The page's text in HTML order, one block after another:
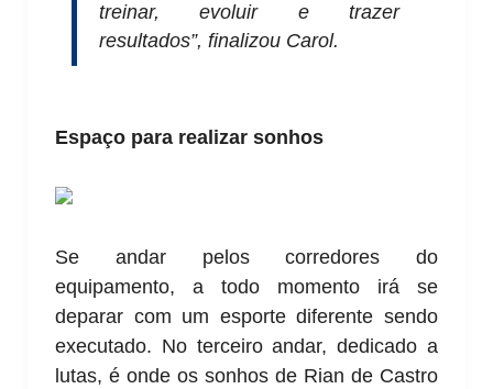
treinar, evoluir e trazer
resultados”, finalizou Carol.
Espaço para realizar sonhos
Se andar pelos corredores do
equipamento, a todo momento irá se
deparar com um esporte diferente sendo
executado. No terceiro andar, dedicado a
lutas, é onde os sonhos de Rian de Castro